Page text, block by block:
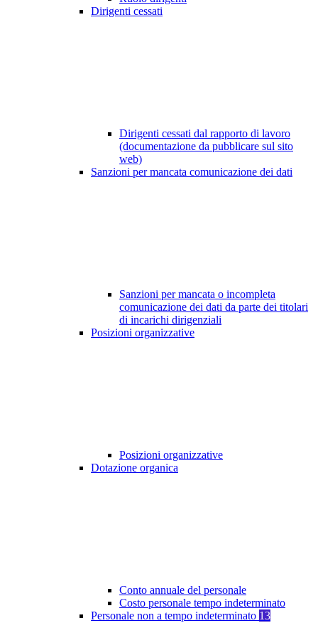
Dirigenti cessati
Dirigenti cessati dal rapporto di lavoro
(documentazione da pubblicare sul sito
web)
Sanzioni per mancata comunicazione dei dati
Sanzioni per mancata o incompleta
comunicazione dei dati da parte dei titolari
di incarichi dirigenziali
Posizioni organizzative
Posizioni organizzative
Dotazione organica
Conto annuale del personale
Costo personale tempo indeterminato
Personale non a tempo indeterminato 13